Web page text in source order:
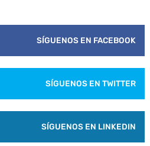
SÍGUENOS EN FACEBOOK
SÍGUENOS EN TWITTER
SÍGUENOS EN LINKEDIN